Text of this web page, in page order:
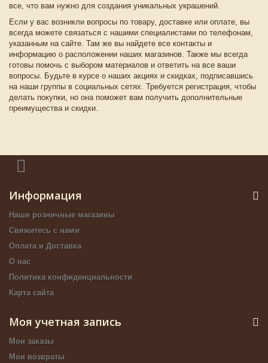
все, что вам нужно для создания уникальных украшений.
Если у вас возникли вопросы по товару, доставке или оплате, вы
всегда можете связаться с нашими специалистами по телефонам,
указанным на сайте. Там же вы найдете все контакты и
информацию о расположении наших магазинов. Также мы всегда
готовы помочь с выбором материалов и ответить на все ваши
вопросы. Будьте в курсе о наших акциях и скидках, подписавшись
на наши группы в социальных сетях. Требуется регистрация, чтобы
делать покупки, но она поможет вам получить дополнительные
преимущества и скидки.
Информация
Наши розничные магазины
Свяжитесь с нами
Оплата и Доставка
О нас
Политика конфиденциальности
Карта сайта
Моя учетная запись
Мои заказы
Мои возвраты